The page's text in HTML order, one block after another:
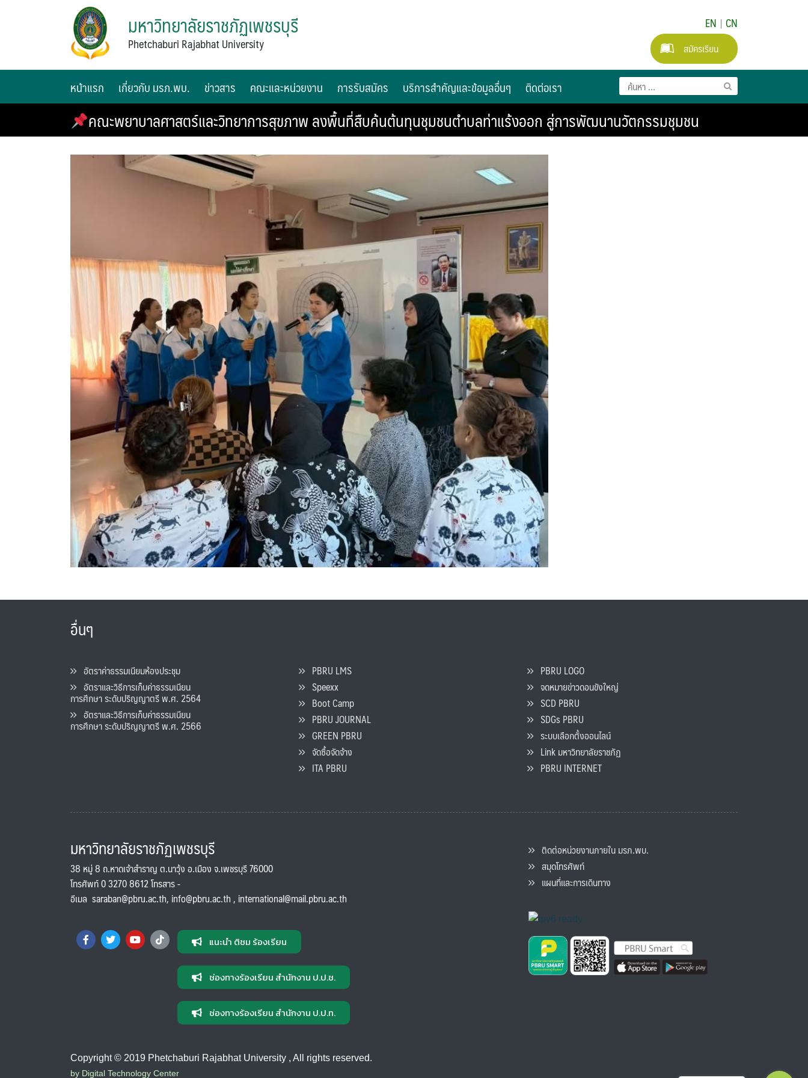
มหาวิทยาลัยราชภัฏเพชรบุรี
Phetchaburi Rajabhat University
EN | CN
สมัครเรียน
หน้าแรก เกี่ยวกับ มรภ.พบ. ข่าวสาร คณะและหน่วยงาน การรับสมัคร บริการสำคัญและข้อมูลอื่นๆ ติดต่อเรา
คณะพยาบาลศาสตร์และวิทยาการสุขภาพ ลงพื้นที่สืบค้นต้นทุนชุมชนตำบลท่าแร้งออก สู่การพัฒนานวัตกรรมชุมชน
อื่นๆ
อัตราค่าธรรมเนียมห้องประชุม
อัตราและวิธีการเก็บค่าธรรมเนียน
การศึกษา ระดับปริญญาตรี พ.ศ. 2564
อัตราและวิธีการเก็บค่าธรรมเนียน
การศึกษา ระดับปริญญาตรี พ.ศ. 2566
PBRU LMS
Speexx
Boot Camp
PBRU JOURNAL
GREEN PBRU
จัดซื้อจัดจ้าง
ITA PBRU
PBRU LOGO
จดหมายข่าวดอนขังใหญ่
SCD PBRU
SDGs PBRU
ระบบเลือกตั้งออนไลน์
Link มหาวิทยาลัยราชภัฏ
PBRU INTERNET
มหาวิทยาลัยราชภัฏเพชรบุรี
38 หมู่ 8 ถ.หาดเจ้าสำราญ ต.นาวุ้ง อ.เมือง จ.เพชรบุรี 76000
โทรศัพท์ 0 3270 8612 โทรสาร -
อีเมล saraban@pbru.ac.th, info@pbru.ac.th, international@mail.pbru.ac.th
แนะนำ ติชม ร้องเรียน
ช่องทางร้องเรียน สำนักงาน ป.ป.ช.
ช่องทางร้องเรียน สำนักงาน ป.ป.ท.
Copyright © 2019 Phetchaburi Rajabhat University , All rights reserved.
by Digital Technology Center
ติดต่อหน่วยงานภายใน มรภ.พบ.
สมุดโทรศัพท์
แผนที่และการเดินทาง